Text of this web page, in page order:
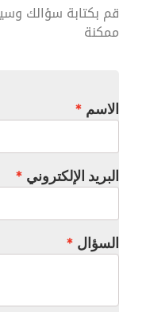
قم بكتابة سؤالك
ممكنة
الاسم
البريد الإلكتروني
السؤال